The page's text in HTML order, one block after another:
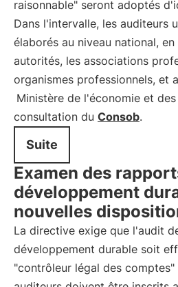
raisonnable" seront adoptés
Dans l'intervalle, les auditeurs
élaborés au niveau national,
autorités, les associations
organismes professionnels, et
Ministère de l'économie et des
consultation du Consob.
Suite
Examen des
développement
nouvelles
La directive exige que l'audit
développement durable soit
"contrôleur légal des comptes"